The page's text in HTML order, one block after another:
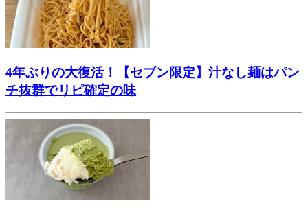
4年ぶりの大復活！【セブン限定】汁なし麺はパン
チ抜群でリピ確定の味